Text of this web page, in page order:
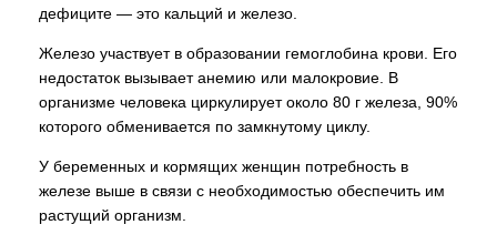
дефиците — это кальций и железо.
Железо участвует в образовании гемоглобина крови. Его
недостаток вызывает анемию или малокровие. В
организме человека циркулирует около 80 г железа, 90%
которого обменивается по замкнутому циклу.
У беременных и кормящих женщин потребность в
железе выше в связи с необходимостью обеспечить им
растущий организм.